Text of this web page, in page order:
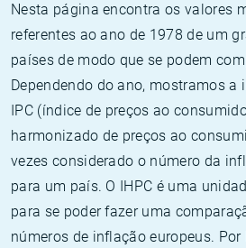
Nesta página encontra os valores
referentes ao ano de 1978 de um
países de modo que se podem
Dependendo do ano, mostramos a
IPC (índice de preços ao
harmonizado de preços ao
vezes considerado o número da
para um país. O IHPC é uma
para se poder fazer uma
números de inflação europeus.